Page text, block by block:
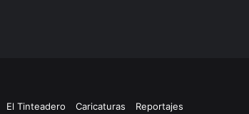
El Tinteadero Caricaturas Reportajes